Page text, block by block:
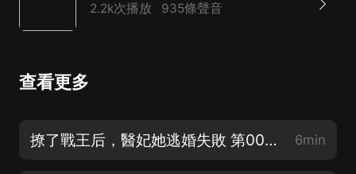
2.2k次播放 935條聲音
查看更多
撩了戰王后，醫妃她逃婚失敗 第001集 月黑風高殺人夜，趁熱！ 6min